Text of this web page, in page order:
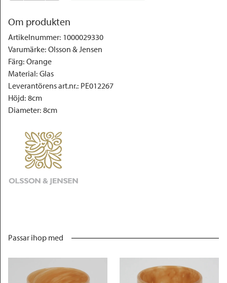
Om produkten
Artikelnummer: 1000029330
Varumärke: Olsson & Jensen
Färg: Orange
Material: Glas
Leverantörens art.nr.: PE012267
Höjd: 8cm
Diameter: 8cm
Passar ihop med